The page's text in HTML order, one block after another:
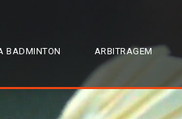
BADMINTON ARBITRAGEM